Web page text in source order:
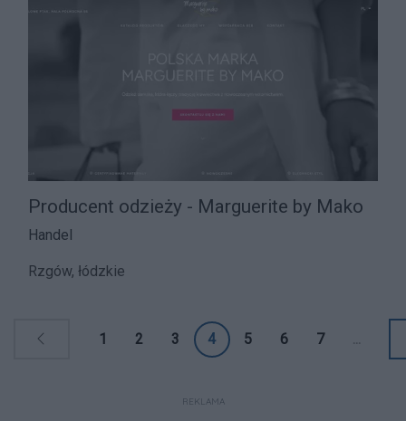
Producent odzieży - Marguerite by Mako
Handel
Rzgów, łódzkie
1 2 3 4 5 6 7
REKLAMA